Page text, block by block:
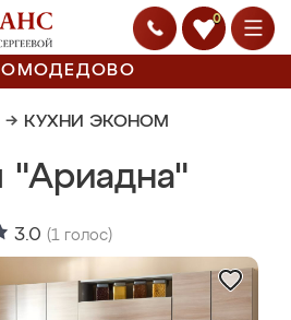
0
→ КУХНИ ЭКОНОМ
"Ариадна"
3.0 (1 голос)